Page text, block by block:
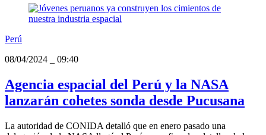
Perú
08/04/2024
09:40
Agencia espacial del Perú y la NASA
lanzarán cohetes sonda desde Pucusana
La autoridad de CONIDA detalló que en enero pasado una